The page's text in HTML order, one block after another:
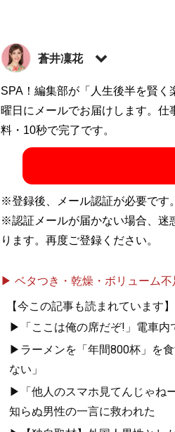
蒼井凜花
元CAの作家。日系CA、オスカー
作家デビュー。TVやラジオ、
X： @RinkaAki公式HP:
SPA！編集部が「人生後半を賢
曜日にメールでお届けします。
料・10秒で完了です。
※登録後、メール認証が必要です
※認証メールが届かない場合、迷
ります。再度ご登録ください。
▶ ベタつき・乾燥・ボリューム
【今この記事も読まれています】
▶「ここは俺の席だぞ!」電車内
▶ラーメンを「年間800杯」を
ない」
▶「他人のスマホ見てんじゃね
知らぬ男性の一言に救われた